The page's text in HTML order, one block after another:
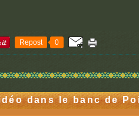
Repost 0
dans le banc de